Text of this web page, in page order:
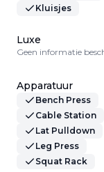
Kluisjes
Luxe
Geen informatie
Apparatuur
Bench Press
Cable Station
Lat Pulldown
Leg Press
Squat Rack